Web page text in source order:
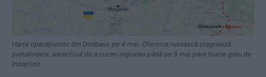
Harta operațiunilor din Donbass pe 4 mai. Ofensiva rusească stagnează
pretutindeni, obiectivul de a cuceri regiunea până pe 9 mai pare foarte greu de
îndeplinit